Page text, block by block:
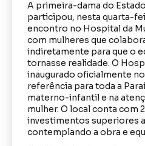
A primeira-dama do
participou, nesta quarta-
encontro no Hospital da
com mulheres que
indiretamente para que o
tornasse realidade. O
inaugurado oficialmente
referência para toda a
materno-infantil e na
mulher. O local conta com
investimentos superiores
contemplando a obra e